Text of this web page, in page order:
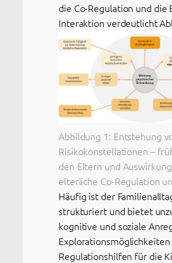
die Co-Regulation und die
Interaktion verdeutlicht
Abbildung 1: Entstehung
Risikokonstellationen –
den Eltern und
elterliche Co-Regulation
Häufig ist der
strukturiert und bietet
kognitive und soziale
Explorationsmöglichkeiten
Regulationshilfen für die